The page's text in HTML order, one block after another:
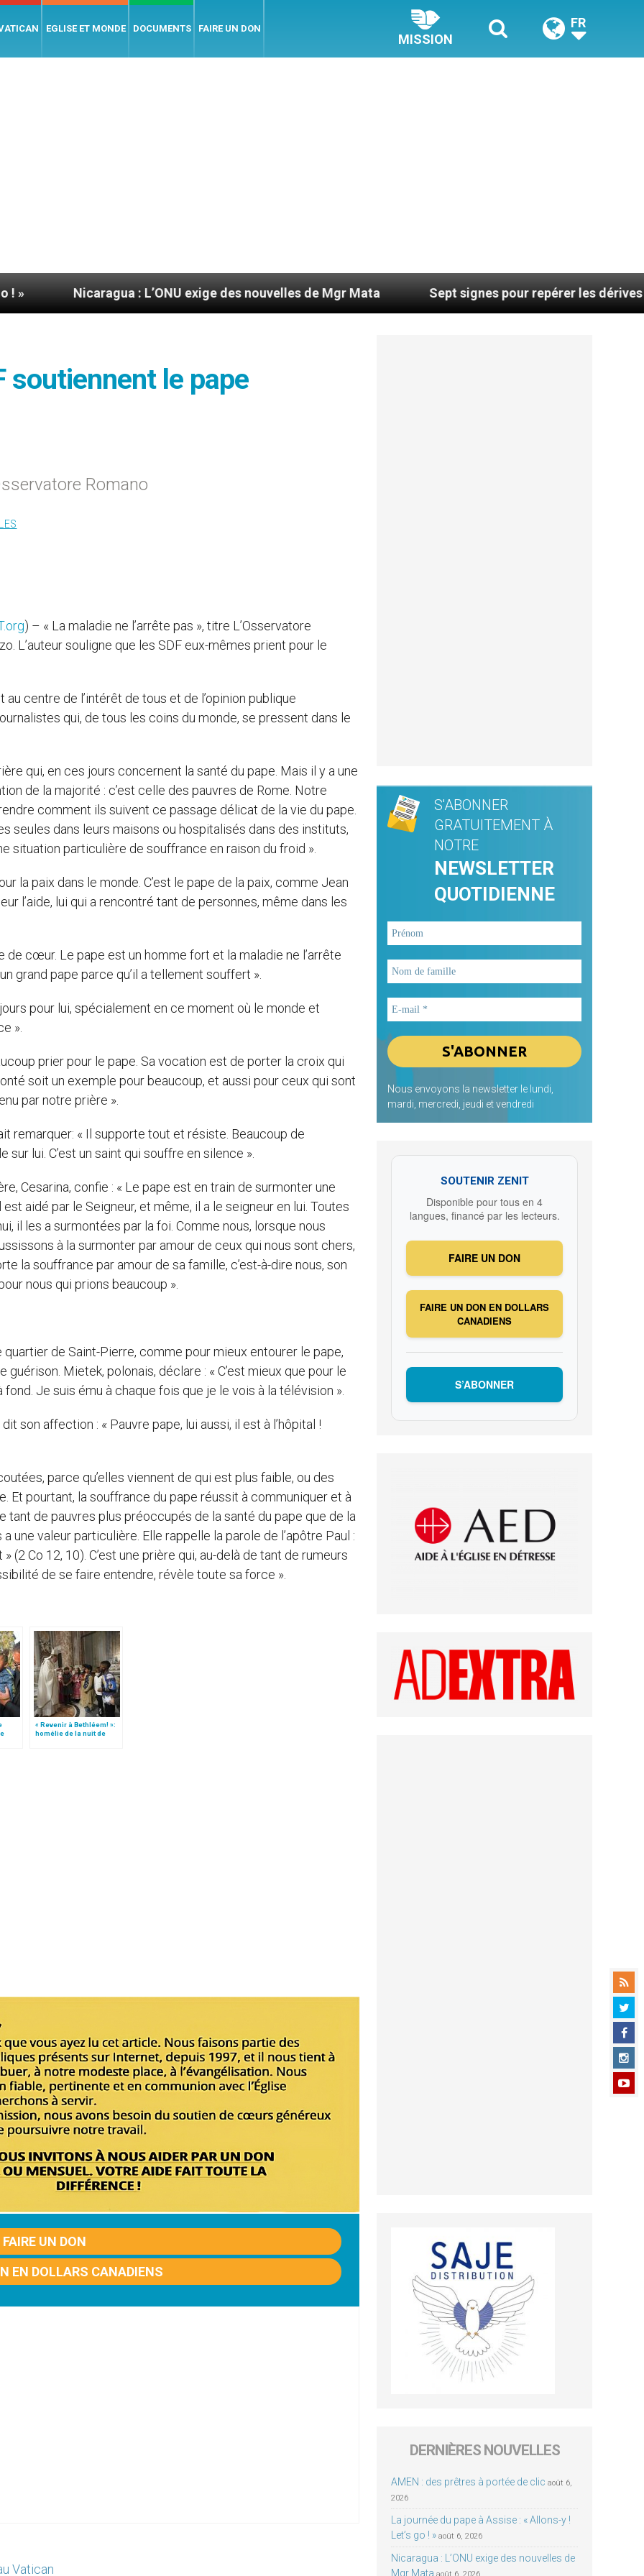
EGLISE ET MONDE DOCUMENTS FAIRE UN DON
MISSION
FR
: L’ONU exige des nouvelles de Mgr Mata Sept signes pour repérer les dérives sectaires
soutiennent le pape
Romano
) – « La maladie ne l’arrête pas », titre L’Osservatore
L’auteur souligne que les SDF eux-mêmes prient pour le
centre de l’intérêt de tous et de l’opinion publique
qui, de tous les coins du monde, se pressent dans le
qui, en ces jours concernent la santé du pape. Mais il y a une
de la majorité : c’est celle des pauvres de Rome. Notre
comment ils suivent ce passage délicat de la vie du pape.
seules dans leurs maisons ou hospitalisés dans des instituts,
situation particulière de souffrance en raison du froid ».
la paix dans le monde. C’est le pape de la paix, comme Jean
l’aide, lui qui a rencontré tant de personnes, même dans les
de cœur. Le pape est un homme fort et la maladie ne l’arrête
grand pape parce qu’il a tellement souffert ».
pour lui, spécialement en ce moment où le monde et
».
prier pour le pape. Sa vocation est de porter la croix qui
soit un exemple pour beaucoup, et aussi pour ceux qui sont
par notre prière ».
remarquer: « Il supporte tout et résiste. Beaucoup de
lui. C’est un saint qui souffre en silence ».
Cesarina, confie : « Le pape est en train de surmonter une
aidé par le Seigneur, et même, il a le seigneur en lui. Toutes
il les a surmontées par la foi. Comme nous, lorsque nous
à la surmonter par amour de ceux qui nous sont chers,
la souffrance par amour de sa famille, c’est-à-dire nous, son
nous qui prions beaucoup ».
de Saint-Pierre, comme pour mieux entourer le pape,
Mietek, polonais, déclare : « C’est mieux que pour le
Je suis ému à chaque fois que je le vois à la télévision ».
son affection : « Pauvre pape, lui aussi, il est à l’hôpital !
parce qu’elles viennent de qui est plus faible, ou des
Et pourtant, la souffrance du pape réussit à communiquer et à
tant de pauvres plus préoccupés de la santé du pape que de la
une valeur particulière. Elle rappelle la parole de l’apôtre Paul :
(2 Co 12, 10). C’est une prière qui, au-delà de tant de rumeurs
de se faire entendre, révèle toute sa force ».
« Revenir à Bethléem! »:
homélie de la nuit de
Noël (texte complet)
FAIRE UN DON
EN DOLLARS CANADIENS
Vatican
S'ABONNER
GRATUITEMENT À
NOTRE
NEWSLETTER
QUOTIDIENNE
Nous envoyons la newsletter le lundi,
mardi, mercredi, jeudi et vendredi
SOUTENIR ZENIT
Disponible pour tous en 4
langues, financé par les lecteurs.
FAIRE UN DON
FAIRE UN DON EN DOLLARS
CANADIENS
S’ABONNER
DERNIÈRES NOUVELLES
AMEN : des prêtres à portée de clic août 6,
2026
La journée du pape à Assise : « Allons-y !
Let’s go ! » août 6, 2026
Nicaragua : L’ONU exige des nouvelles de
Mgr Mata